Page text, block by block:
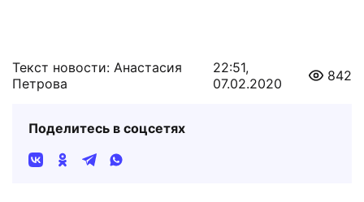
Текст новости: Анастасия
Петрова
22:51,
07.02.2020
842
Поделитесь в соцсетях